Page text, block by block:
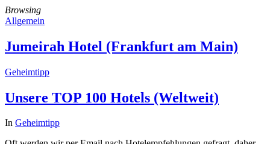
Browsing
Allgemein
Jumeirah Hotel (Frankfurt am Main)
Geheimtipp
Unsere TOP 100 Hotels (Weltweit)
In Geheimtipp